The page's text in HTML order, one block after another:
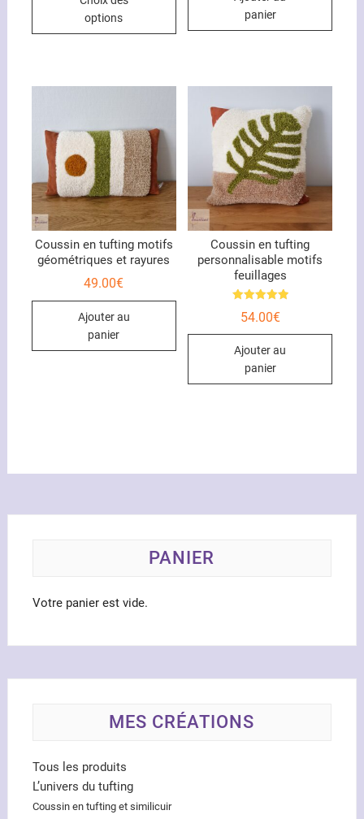
options
Les
options
peuvent
sur
la
page
produit
panier
Coussin en tufting motifs
géométriques et rayures
49.00€
Ajouter au
panier
Coussin en tufting
personnalisable motifs
feuillages
5.00
54.00€
Ajouter au
panier
PANIER
Votre panier est vide.
MES CRÉATIONS
Tous les produits
L’univers du tufting
Coussin en tufting et similicuir